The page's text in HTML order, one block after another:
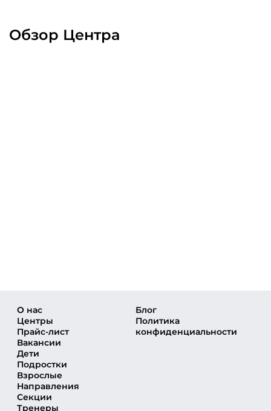
Обзор Центра
О нас
Центры
Прайс-лист
Вакансии
Дети
Подростки
Взрослые
Направления
Секции
Тренеры
Блог
Политика
конфиденциальности